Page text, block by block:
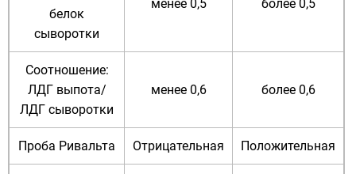
белок
сыворотки
менее 0,5 более 0,5
Соотношение:
ЛДГ выпота/
ЛДГ сыворотки
менее 0,6 более 0,6
Проба Ривальта Отрицательная Положительная